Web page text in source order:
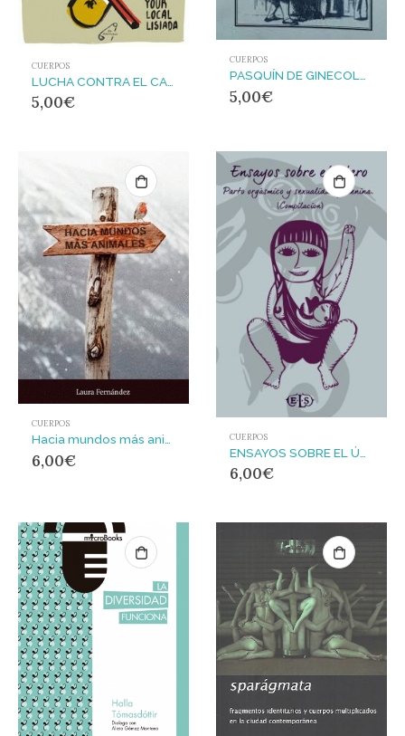
CUERPOS
5,00€
CUERPOS
PASQUÍN DE GINECOLOGÍA NATURAL
5,00€
CUERPOS
6,00€
CUERPOS
6,00€